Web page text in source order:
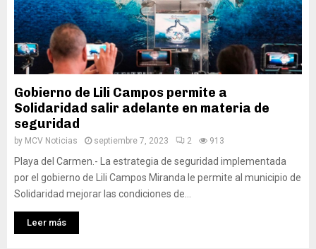
Gobierno de Lili Campos permite a
Solidaridad salir adelante en materia de
seguridad
by MCV Noticias septiembre 7, 2023 2 913
Playa del Carmen.- La estrategia de seguridad implementada
por el gobierno de Lili Campos Miranda le permite al municipio de
Solidaridad mejorar las condiciones de...
Leer más